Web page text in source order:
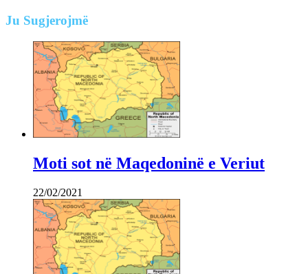
Ju Sugjerojmë
Moti sot në Maqedoninë e Veriut
22/02/2021